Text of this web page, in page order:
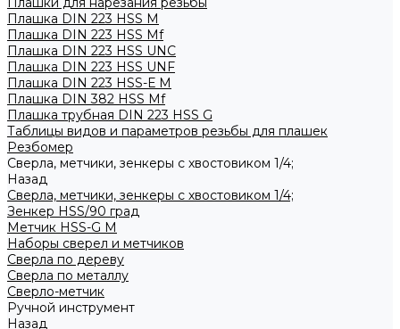
Плашка DIN 223 HSS M
Плашка DIN 223 HSS Mf
Плашка DIN 223 HSS UNC
Плашка DIN 223 HSS UNF
Плашка DIN 223 HSS-Е M
Плашка DIN 382 HSS Mf
Плашка трубная DIN 223 HSS G
Таблицы видов и параметров резьбы для плашек
Резбомер
Сверла, метчики, зенкеры с хвостовиком 1/4;
Назад
Сверла, метчики, зенкеры с хвостовиком 1/4;
Зенкер HSS/90 град
Метчик HSS-G М
Наборы сверел и метчиков
Сверла по дереву
Сверла по металлу
Сверло-метчик
Ручной инструмент
Назад